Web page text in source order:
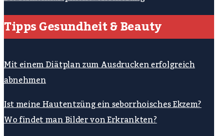
Tipps Gesundheit & Beauty
Mit einem Diätplan zum Ausdrucken erfolgreich
abnehmen
Ist meine Hautentzüng ein seborrhoisches Ekzem?
Wo findet man Bilder von Erkrankten?